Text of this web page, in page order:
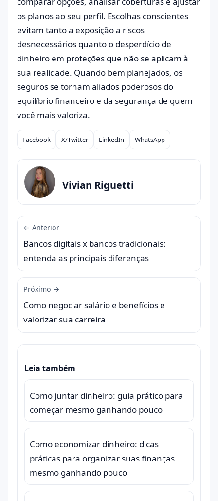
os planos ao seu perfil. Escolhas conscientes
evitam tanto a exposição a riscos
desnecessários quanto o desperdício de
dinheiro em proteções que não se aplicam à
sua realidade. Quando bem planejados, os
seguros se tornam aliados poderosos do
equilíbrio financeiro e da segurança de quem
você mais valoriza.
Compartilhar
Facebook X/Twitter LinkedIn WhatsApp
Vivian Riguetti
← Anterior
Bancos digitais x bancos tradicionais:
entenda as principais diferenças
Próximo →
Como negociar salário e benefícios e
valorizar sua carreira
Leia também
Como juntar dinheiro: guia prático para
começar mesmo ganhando pouco
Como economizar dinheiro: dicas
práticas para organizar suas finanças
mesmo ganhando pouco